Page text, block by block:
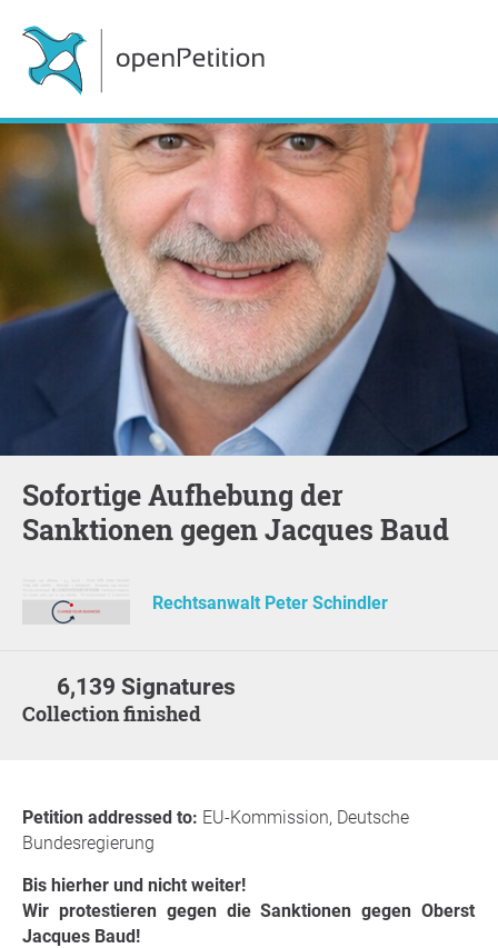
Sofortige Aufhebung der
Sanktionen gegen Jacques Baud
Rechtsanwalt Peter Schindler
6,139 Signatures
Collection finished
Petition addressed to: EU-Kommission, Deutsche
Bundesregierung
Bis hierher und nicht weiter!
Wir protestieren gegen die Sanktionen gegen Oberst
Jacques Baud!